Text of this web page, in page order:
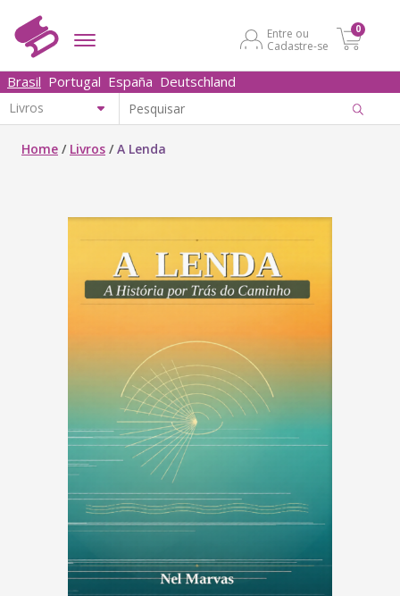
Entre ou
Cadastre-se
0
Brasil Portugal España Deutschland
Home / Livros /A Lenda